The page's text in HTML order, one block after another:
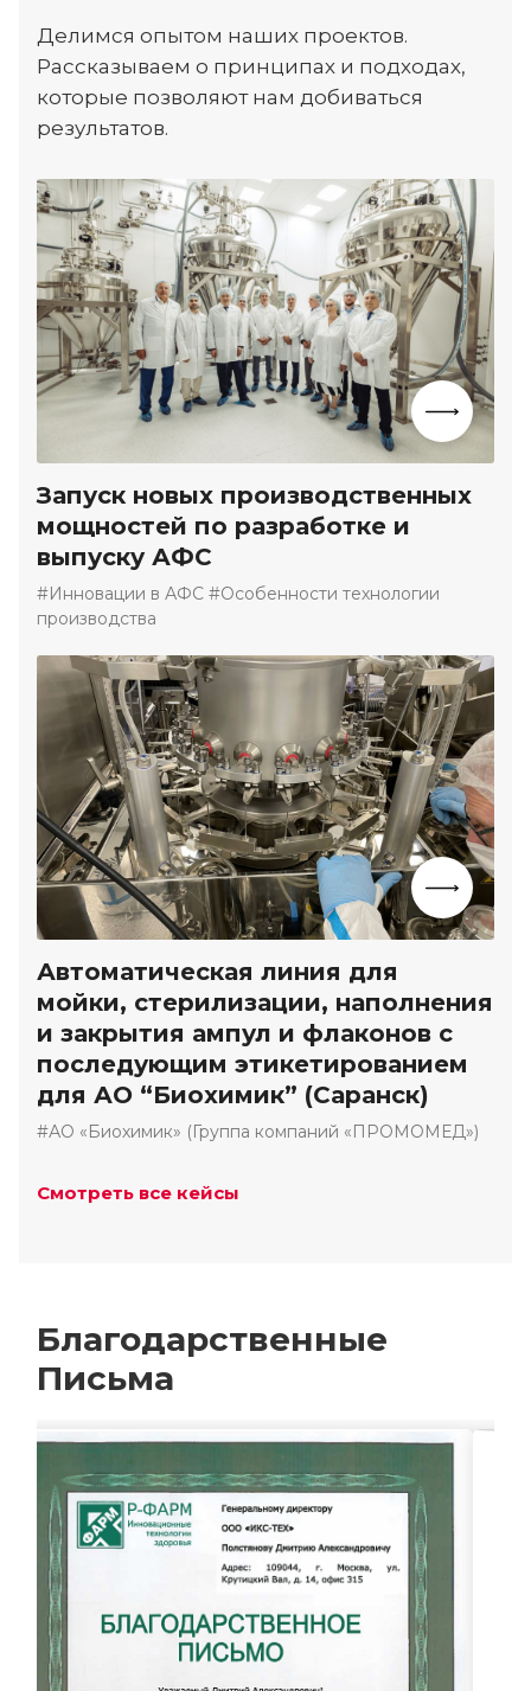
Делимся опытом наших проектов.
Рассказываем о принципах и подходах,
которые позволяют нам добиваться
результатов.
Запуск новых производственных
мощностей по разработке и
выпуску АФС
#Инновации в АФС #Особенности технологии
производства
Автоматическая линия для
мойки, стерилизации, наполнения
и закрытия ампул и флаконов с
последующим этикетированием
для АО “Биохимик” (Саранск)
#АО «Биохимик» (Группа компаний «ПРОМОМЕД»)
Смотреть все кейсы
Благодарственные
Письма